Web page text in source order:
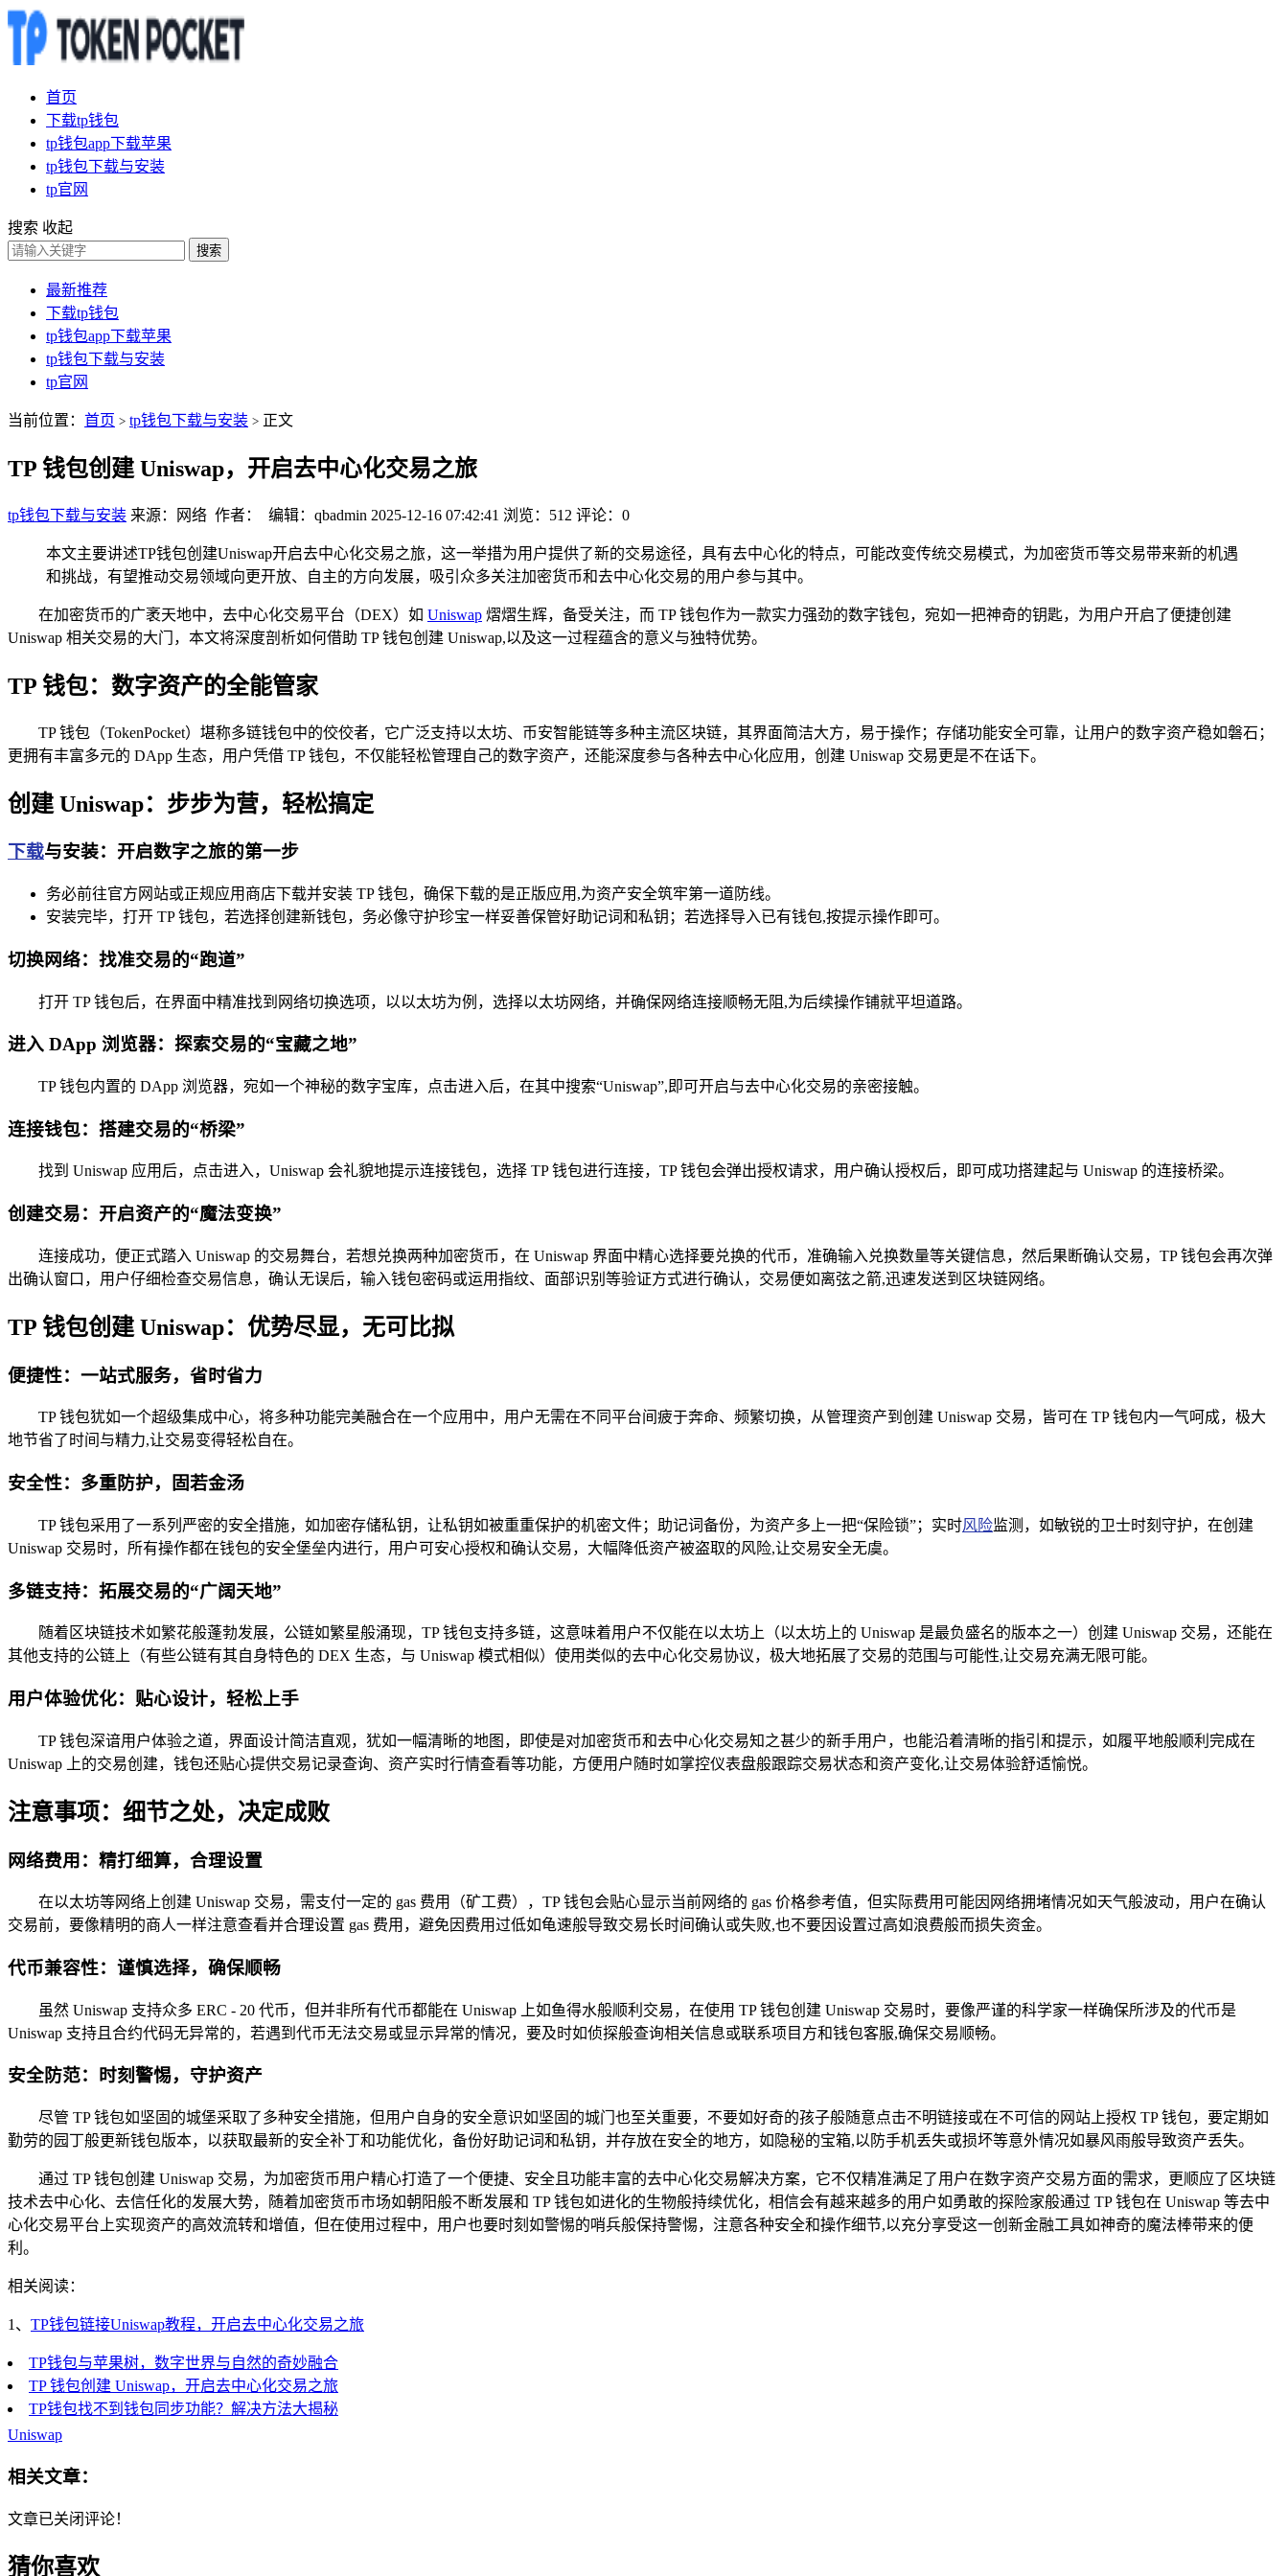
首页
下载tp钱包
tp钱包app下载苹果
tp钱包下载与安装
tp官网
搜索 收起
搜索
最新推荐
下载tp钱包
tp钱包app下载苹果
tp钱包下载与安装
tp官网
当前位置： 首页 > tp钱包下载与安装 > 正文
TP 钱包创建 Uniswap，开启去中心化交易之旅
tp钱包下载与安装 来源：网络 作者： 编辑：qbadmin 2025-12-16 07:42:41 浏览：512 评论：0
本文主要讲述TP钱包创建Uniswap开启去中心化交易之旅，这一举措为用户提供了新的交易途径，具有去中心化的特点，可能改变传统交易模式，为加密货币等交易带来新的机遇
和挑战，有望推动交易领域向更开放、自主的方向发展，吸引众多关注加密货币和去中心化交易的用户参与其中。
在加密货币的广袤天地中，去中心化交易平台（DEX）如 Uniswap 熠熠生辉，备受关注，而 TP 钱包作为一款实力强劲的数字钱包，宛如一把神奇的钥匙，为用户开启了便捷创建
Uniswap 相关交易的大门，本文将深度剖析如何借助 TP 钱包创建 Uniswap,以及这一过程蕴含的意义与独特优势。
TP 钱包：数字资产的全能管家
TP 钱包（TokenPocket）堪称多链钱包中的佼佼者，它广泛支持以太坊、币安智能链等多种主流区块链，其界面简洁大方，易于操作；存储功能安全可靠，让用户的数字资产稳如磐石；
更拥有丰富多元的 DApp 生态，用户凭借 TP 钱包，不仅能轻松管理自己的数字资产，还能深度参与各种去中心化应用，创建 Uniswap 交易更是不在话下。
创建 Uniswap：步步为营，轻松搞定
下载与安装：开启数字之旅的第一步
务必前往官方网站或正规应用商店下载并安装 TP 钱包，确保下载的是正版应用,为资产安全筑牢第一道防线。
安装完毕，打开 TP 钱包，若选择创建新钱包，务必像守护珍宝一样妥善保管好助记词和私钥；若选择导入已有钱包,按提示操作即可。
切换网络：找准交易的“跑道”
打开 TP 钱包后，在界面中精准找到网络切换选项，以以太坊为例，选择以太坊网络，并确保网络连接顺畅无阻,为后续操作铺就平坦道路。
进入 DApp 浏览器：探索交易的“宝藏之地”
TP 钱包内置的 DApp 浏览器，宛如一个神秘的数字宝库，点击进入后，在其中搜索“Uniswap”,即可开启与去中心化交易的亲密接触。
连接钱包：搭建交易的“桥梁”
找到 Uniswap 应用后，点击进入，Uniswap 会礼貌地提示连接钱包，选择 TP 钱包进行连接，TP 钱包会弹出授权请求，用户确认授权后，即可成功搭建起与 Uniswap 的连接桥梁。
创建交易：开启资产的“魔法变换”
连接成功，便正式踏入 Uniswap 的交易舞台，若想兑换两种加密货币，在 Uniswap 界面中精心选择要兑换的代币，准确输入兑换数量等关键信息，然后果断确认交易，TP 钱包会再次弹
出确认窗口，用户仔细检查交易信息，确认无误后，输入钱包密码或运用指纹、面部识别等验证方式进行确认，交易便如离弦之箭,迅速发送到区块链网络。
TP 钱包创建 Uniswap：优势尽显，无可比拟
便捷性：一站式服务，省时省力
TP 钱包犹如一个超级集成中心，将多种功能完美融合在一个应用中，用户无需在不同平台间疲于奔命、频繁切换，从管理资产到创建 Uniswap 交易，皆可在 TP 钱包内一气呵成，极大
地节省了时间与精力,让交易变得轻松自在。
安全性：多重防护，固若金汤
TP 钱包采用了一系列严密的安全措施，如加密存储私钥，让私钥如被重重保护的机密文件；助记词备份，为资产多上一把“保险锁”；实时风险监测，如敏锐的卫士时刻守护，在创建
Uniswap 交易时，所有操作都在钱包的安全堡垒内进行，用户可安心授权和确认交易，大幅降低资产被盗取的风险,让交易安全无虞。
多链支持：拓展交易的“广阔天地”
随着区块链技术如繁花般蓬勃发展，公链如繁星般涌现，TP 钱包支持多链，这意味着用户不仅能在以太坊上（以太坊上的 Uniswap 是最负盛名的版本之一）创建 Uniswap 交易，还能在
其他支持的公链上（有些公链有其自身特色的 DEX 生态，与 Uniswap 模式相似）使用类似的去中心化交易协议，极大地拓展了交易的范围与可能性,让交易充满无限可能。
用户体验优化：贴心设计，轻松上手
TP 钱包深谙用户体验之道，界面设计简洁直观，犹如一幅清晰的地图，即使是对加密货币和去中心化交易知之甚少的新手用户，也能沿着清晰的指引和提示，如履平地般顺利完成在
Uniswap 上的交易创建，钱包还贴心提供交易记录查询、资产实时行情查看等功能，方便用户随时如掌控仪表盘般跟踪交易状态和资产变化,让交易体验舒适愉悦。
注意事项：细节之处，决定成败
网络费用：精打细算，合理设置
在以太坊等网络上创建 Uniswap 交易，需支付一定的 gas 费用（矿工费），TP 钱包会贴心显示当前网络的 gas 价格参考值，但实际费用可能因网络拥堵情况如天气般波动，用户在确认
交易前，要像精明的商人一样注意查看并合理设置 gas 费用，避免因费用过低如龟速般导致交易长时间确认或失败,也不要因设置过高如浪费般而损失资金。
代币兼容性：谨慎选择，确保顺畅
虽然 Uniswap 支持众多 ERC - 20 代币，但并非所有代币都能在 Uniswap 上如鱼得水般顺利交易，在使用 TP 钱包创建 Uniswap 交易时，要像严谨的科学家一样确保所涉及的代币是
Uniswap 支持且合约代码无异常的，若遇到代币无法交易或显示异常的情况，要及时如侦探般查询相关信息或联系项目方和钱包客服,确保交易顺畅。
安全防范：时刻警惕，守护资产
尽管 TP 钱包如坚固的城堡采取了多种安全措施，但用户自身的安全意识如坚固的城门也至关重要，不要如好奇的孩子般随意点击不明链接或在不可信的网站上授权 TP 钱包，要定期如
勤劳的园丁般更新钱包版本，以获取最新的安全补丁和功能优化，备份好助记词和私钥，并存放在安全的地方，如隐秘的宝箱,以防手机丢失或损坏等意外情况如暴风雨般导致资产丢失。
通过 TP 钱包创建 Uniswap 交易，为加密货币用户精心打造了一个便捷、安全且功能丰富的去中心化交易解决方案，它不仅精准满足了用户在数字资产交易方面的需求，更顺应了区块链
技术去中心化、去信任化的发展大势，随着加密货币市场如朝阳般不断发展和 TP 钱包如进化的生物般持续优化，相信会有越来越多的用户如勇敢的探险家般通过 TP 钱包在 Uniswap 等去中
心化交易平台上实现资产的高效流转和增值，但在使用过程中，用户也要时刻如警惕的哨兵般保持警惕，注意各种安全和操作细节,以充分享受这一创新金融工具如神奇的魔法棒带来的便
利。
相关阅读：
1、 TP钱包链接Uniswap教程，开启去中心化交易之旅
TP钱包与苹果树，数字世界与自然的奇妙融合
TP 钱包创建 Uniswap，开启去中心化交易之旅
TP钱包找不到钱包同步功能？解决方法大揭秘
Uniswap
相关文章：
文章已关闭评论！
猜你喜欢